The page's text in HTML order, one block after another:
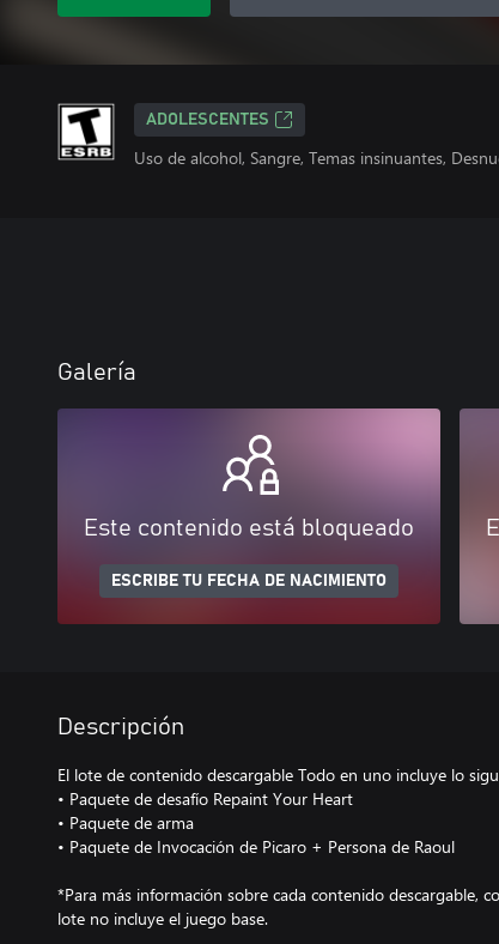
ADOLESCENTES
Uso de alcohol, Sangre, Temas insinuantes,
Galería
Este contenido está bloqueado
ESCRIBE TU FECHA DE NACIMIENTO
Descripción
El lote de contenido descargable Todo en uno incluye lo
• Paquete de desafío Repaint Your Heart
• Paquete de arma
• Paquete de Invocación de Picaro + Persona de Raoul
*Para más información sobre cada contenido descargable,
lote no incluye el juego base.